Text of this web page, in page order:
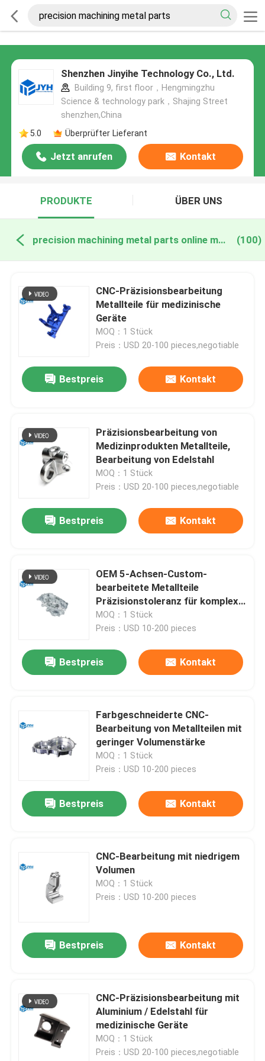
Shenzhen Jinyihe Technology Co., Ltd.
Building 9, first floor，Hengmingzhu
Science & technology park，Shajing Street
shenzhen,China
5.0
Überprüfter Lieferant
Jetzt anrufen Kontakt
PRODUKTE ÜBER UNS
precision machining metal parts online manufacture (100)
CNC-Präzisionsbearbeitung
Metallteile für medizinische
Geräte
MOQ：1 Stück
Preis：USD 20-100 pieces,negotiable
Bestpreis Kontakt
Präzisionsbearbeitung von
Medizinprodukten Metallteile,
Bearbeitung von Edelstahl
MOQ：1 Stück
Preis：USD 20-100 pieces,negotiable
Bestpreis Kontakt
OEM 5-Achsen-Custom-
bearbeitete Metallteile
Präzisionstoleranz für komplexe
Strukturen
MOQ：1 Stück
Preis：USD 10-200 pieces
Bestpreis Kontakt
Farbgeschneiderte CNC-
Bearbeitung von Metallteilen mit
geringer Volumenstärke
MOQ：1 Stück
Preis：USD 10-200 pieces
Bestpreis Kontakt
CNC-Bearbeitung mit niedrigem
Volumen
MOQ：1 Stück
Preis：USD 10-200 pieces
Bestpreis Kontakt
CNC-Präzisionsbearbeitung mit
Aluminium / Edelstahl für
medizinische Geräte
MOQ：1 Stück
Preis：USD 20-100 pieces,negotiable